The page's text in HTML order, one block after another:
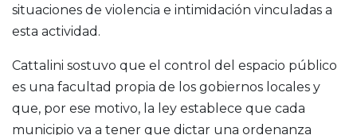
situaciones de violencia e intimidación vinculadas a
esta actividad.
Cattalini sostuvo que el control del espacio público
es una facultad propia de los gobiernos locales y
que, por ese motivo, la ley establece que cada
municipio va a tener que dictar una ordenanza